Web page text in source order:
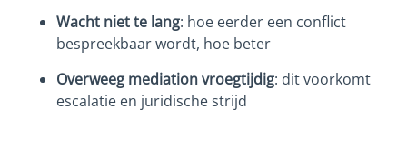
Wacht niet te lang: hoe eerder een conflict
bespreekbaar wordt, hoe beter
Overweeg mediation vroegtijdig: dit voorkomt
escalatie en juridische strijd